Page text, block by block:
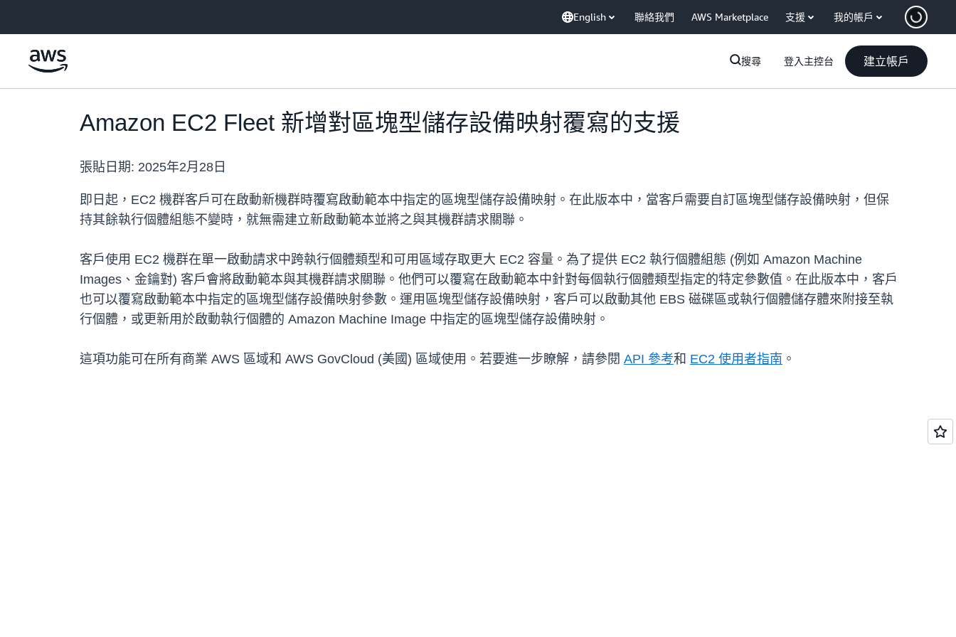
English 聯絡我們 AWS Marketplace 支援 我的帳戶
搜尋 登入主控台 建立帳戶
Amazon EC2 Fleet 新增對區塊型儲存設備映射覆寫的支援
張貼日期: 2025年2月28日
即日起，EC2 機群客戶可在啟動新機群時覆寫啟動範本中指定的區塊型儲存設備映射。在此版本中，當客戶需要自訂區塊型儲存設備映射，但保
持其餘執行個體組態不變時，就無需建立新啟動範本並將之與其機群請求關聯。
客戶使用 EC2 機群在單一啟動請求中跨執行個體類型和可用區域存取更大 EC2 容量。為了提供 EC2 執行個體組態 (例如 Amazon Machine
Images、金鑰對) 客戶會將啟動範本與其機群請求關聯。他們可以覆寫在啟動範本中針對每個執行個體類型指定的特定參數值。在此版本中，客戶
也可以覆寫啟動範本中指定的區塊型儲存設備映射參數。運用區塊型儲存設備映射，客戶可以啟動其他 EBS 磁碟區或執行個體儲存體來附接至執
行個體，或更新用於啟動執行個體的 Amazon Machine Image 中指定的區塊型儲存設備映射。
這項功能可在所有商業 AWS 區域和 AWS GovCloud (美國) 區域使用。若要進一步瞭解，請參閱 API 參考和 EC2 使用者指南 。